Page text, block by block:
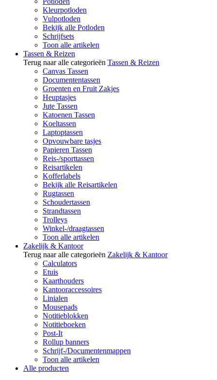
Kleurpotloden
Vulpotloden
Bekijk alle Potloden
Schrijfsets
Toon alle artikelen
Tassen & Reizen
Terug naar alle categorieën Tassen & Reizen
Canvas Tassen
Documententassen
Groenten en Fruit Zakjes
Heuptasjes
Jute Tassen
Katoenen Tassen
Koeltassen
Laptoptassen
Opvouwbare tasjes
Papieren Tassen
Reis-/sporttassen
Reisartikelen
Kofferlabels
Bekijk alle Reisartikelen
Rugtassen
Schoudertassen
Strandtassen
Trolleys
Winkel-/draagtassen
Toon alle artikelen
Zakelijk & Kantoor
Terug naar alle categorieën Zakelijk & Kantoor
Calculators
Etuis
Kaarthouders
Kantooraccessoires
Linialen
Mousepads
Notitieblokken
Notitieboeken
Post-It
Rollup banners
Schrijf-/Documentenmappen
Toon alle artikelen
Alle producten